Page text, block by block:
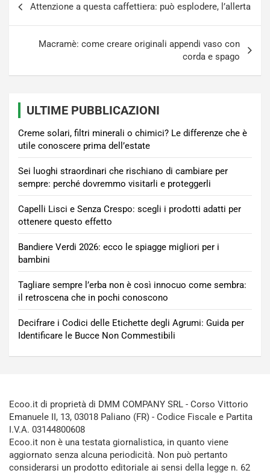
Attenzione a questa caffettiera: può esplodere, l’allerta
Macramè: come creare originali appendi vaso con
corda e spago
ULTIME PUBBLICAZIONI
Creme solari, filtri minerali o chimici? Le differenze che è
utile conoscere prima dell’estate
Sei luoghi straordinari che rischiano di cambiare per
sempre: perché dovremmo visitarli e proteggerli
Capelli Lisci e Senza Crespo: scegli i prodotti adatti per
ottenere questo effetto
Bandiere Verdi 2026: ecco le spiagge migliori per i
bambini
Tagliare sempre l’erba non è così innocuo come sembra:
il retroscena che in pochi conoscono
Decifrare i Codici delle Etichette degli Agrumi: Guida per
Identificare le Bucce Non Commestibili
Ecoo.it di proprietà di DMM COMPANY SRL - Corso Vittorio
Emanuele II, 13, 03018 Paliano (FR) - Codice Fiscale e Partita
I.V.A. 03144800608
Ecoo.it non è una testata giornalistica, in quanto viene
aggiornato senza alcuna periodicità. Non può pertanto
considerarsi un prodotto editoriale ai sensi della legge n. 62